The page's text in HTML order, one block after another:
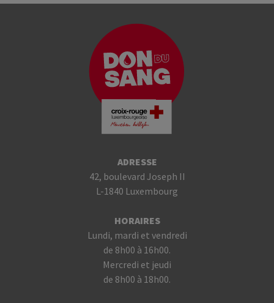
ADRESSE
42, boulevard Joseph II
L-1840 Luxembourg
HORAIRES
Lundi, mardi et vendredi
de 8h00 à 16h00.
Mercredi et jeudi
de 8h00 à 18h00.